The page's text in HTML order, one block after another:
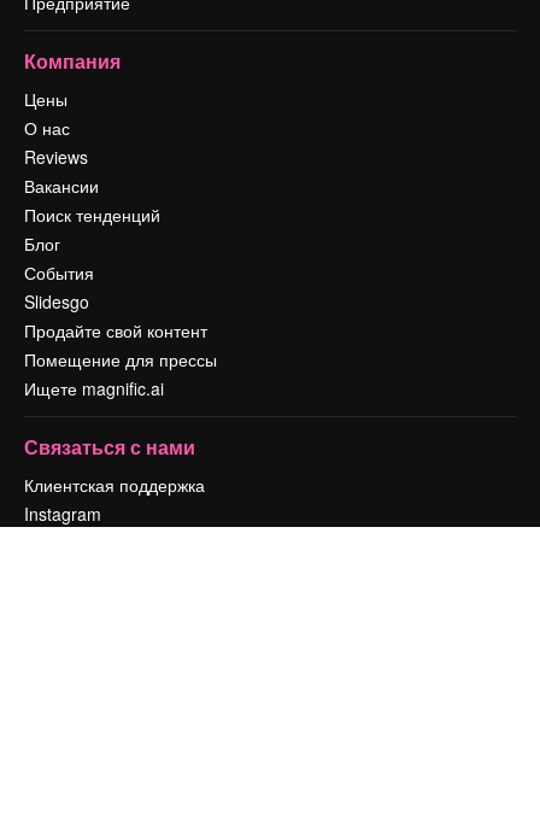
Компания
Цены
О нас
Reviews
Вакансии
Поиск тенденций
Блог
События
Slidesgo
Продайте свой контент
Помещение для прессы
Ищете magnific.ai
Связаться с нами
Клиентская поддержка
Instagram